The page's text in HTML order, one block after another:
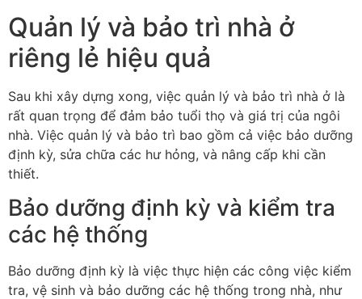
Quản lý và bảo trì nhà ở
riêng lẻ hiệu quả
Sau khi xây dựng xong, việc quản lý và bảo trì nhà ở là
rất quan trọng để đảm bảo tuổi thọ và giá trị của ngôi
nhà. Việc quản lý và bảo trì bao gồm cả việc bảo dưỡng
định kỳ, sửa chữa các hư hỏng, và nâng cấp khi cần
thiết.
Bảo dưỡng định kỳ và kiểm tra
các hệ thống
Bảo dưỡng định kỳ là việc thực hiện các công việc kiểm
tra, vệ sinh và bảo dưỡng các hệ thống trong nhà, như